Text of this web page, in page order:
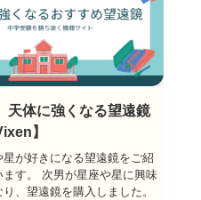
天体に強くなる望遠鏡
】
が好きになる望遠鏡をご紹
す。 次男が星座や星に興味
、望遠鏡を購入しました。